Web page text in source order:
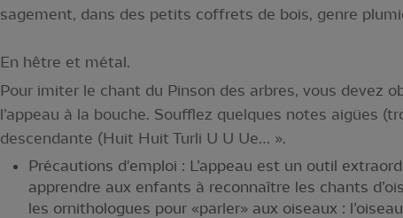
sagement, dans des petits coffrets de bois, genre
En hêtre et métal.
Pour imiter le chant du Pinson des arbres, vous devez
l’appeau à la bouche. Soufflez quelques notes aigües
descendante (Huit Huit Turli U U Ue… ».
Précautions d'emploi : L’appeau est un outil
apprendre aux enfants à reconnaître les chants
les ornithologues pour «parler» aux oiseaux :